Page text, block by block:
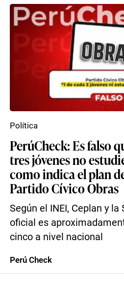
PerúCheck: Es falso
tres jóvenes no
como indica el plan
Partido Cívico Obras
Según el INEI, Ceplan y la
oficial es
cinco a nivel nacional
Política
Perú Check